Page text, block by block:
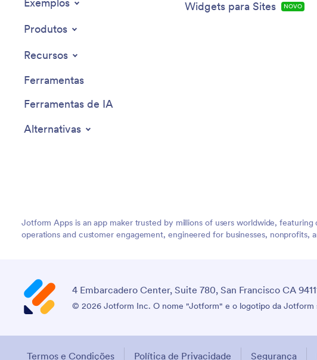
Produtos
Recursos
Ferramentas
Ferramentas de IA
Alternativas
Widgets para Sites
NOVO
Jotform Apps is an app maker trusted by millions of users worldwide,
operations and customer engagement, engineered for businesses, nonprofits,
4 Embarcadero Center, Suite 780, San Francisco CA
© 2026 Jotform Inc. O nome "Jotform" e o logotipo da Jotform
Termos e Condições Política de Privacidade Segurança